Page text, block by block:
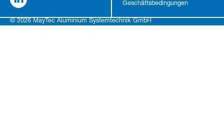
Geschäftsbedingungen
© 2026 MayTec Aluminium Systemtechnik GmbH